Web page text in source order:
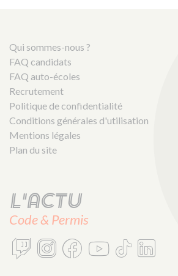
Qui sommes-nous ?
FAQ candidats
FAQ auto-écoles
Recrutement
Politique de confidentialité
Conditions générales d'utilisation
Mentions légales
Plan du site
L'actu
Code & Permis